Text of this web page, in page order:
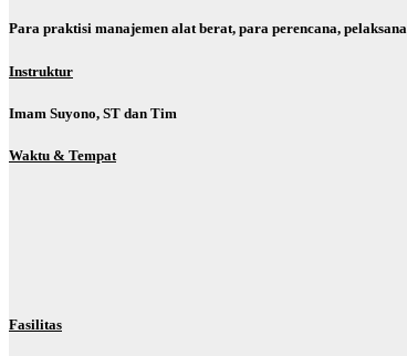
Para praktisi manajemen alat berat, para perencana,
Instruktur
Imam Suyono, ST dan Tim
Waktu & Tempat
Fasilitas